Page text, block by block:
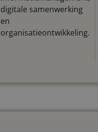
digitale samenwerking
en
organisatieontwikkeling.